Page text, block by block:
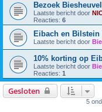
Bezoek Biesheuvel
Laatste bericht door
Reacties: 6
Eibach en Bilstein
Laatste bericht door
10% korting op
Laatste bericht door
Reacties: 1
Gesloten
5